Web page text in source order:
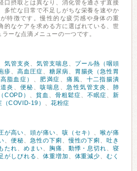
口摂取とは異なり、消化管を通さず直接
多忙な日常で不足しがちな栄養を速やか
特徴です。慢性的な疲労感や身体の重
的なケアを求める方に選ばれている、世
ーな点滴メニューの一つです。
気管支炎 、 気管支喘息 、
プール熱（咽頭
疹、 高血圧症、 糖尿病、
胃腸炎（急性胃
脂血症） 、 肥満症 、痛風、 十二指腸潰
炎 、 便秘 、咳喘息 、急性気管支炎 、 肺
COPD） 、貧血 、骨粗鬆症、不眠症、新
COVID-19） 、花粉症
が高い、 頭が痛い、 咳（セキ） 、喉が痛
、 便秘、 急性の下痢 、慢性の下痢 、吐き
たれ、 めまい、 胸痛 、 動悸・息切れ、寝
がしびれる 、 体重増加 、 体重減少、むく